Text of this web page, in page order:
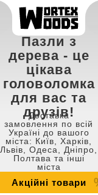
Акційні товари
Пазли з
дерева - це
цікава
головоломка
для вас та
друзів!
Доставка
замовлення по всій
Україні до вашого
міста: Київ, Харків,
Львів, Одеса, Дніпро,
Полтава та інші
міста